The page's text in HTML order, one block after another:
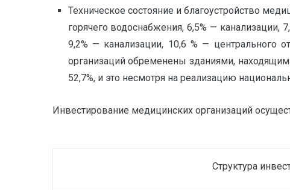
Техническое состояние и благоустройство
горячего водоснабжения, 6,5% — канализации,
9,2% — канализации, 10,6 % — центрального
организаций обременены зданиями,
52,7%, и это несмотря на реализацию
Инвестирование медицинских организаций
Структура